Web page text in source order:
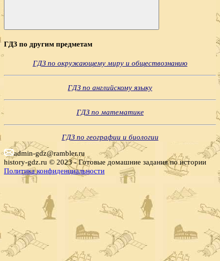
Поиск
ГДЗ по другим предметам
ГДЗ по окружающему миру и обществознанию
ГДЗ по английскому языку
ГДЗ по математике
ГДЗ по географии и биологии
admin-gdz@rambler.ru
history-gdz.ru © 2023 - Готовые домашние задания по истории
Политика конфиденциальности